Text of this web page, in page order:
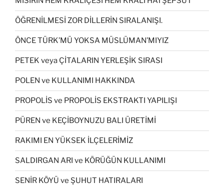
ÖĞRENİLMESİ ZOR DİLLERİN SIRALANIŞI.
ÖNCE TÜRK’MÜ YOKSA MÜSLÜMAN’MIYIZ
PETEK veya ÇİTALARIN YERLEŞİK SIRASI
POLEN ve KULLANIMI HAKKINDA
PROPOLİS ve PROPOLİS EKSTRAKTI YAPILIŞI
PÜREN ve KEÇİBOYNUZU BALI ÜRETİMİ
RAKIMI EN YÜKSEK İLÇELERİMİZ
SALDIRGAN ARI ve KÖRÜĞÜN KULLANIMI
SENİR KÖYÜ ve ŞUHUT HATIRALARI